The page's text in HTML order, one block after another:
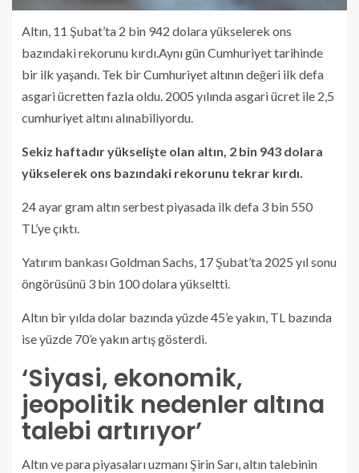
Altın, 11 Şubat’ta 2 bin 942 dolara yükselerek ons
bazındaki rekorunu kırdı.Aynı gün Cumhuriyet tarihinde
bir ilk yaşandı. Tek bir Cumhuriyet altının değeri ilk defa
asgari ücretten fazla oldu. 2005 yılında asgari ücret ile 2,5
cumhuriyet altını alınabiliyordu.
Sekiz haftadır yükselişte olan altın, 2 bin 943 dolara
yükselerek ons bazındaki rekorunu tekrar kırdı.
24 ayar gram altın serbest piyasada ilk defa 3 bin 550
TL’ye çıktı.
Yatırım bankası Goldman Sachs, 17 Şubat’ta 2025 yıl sonu
öngörüsünü 3 bin 100 dolara yükseltti.
Altın bir yılda dolar bazında yüzde 45’e yakın, TL bazında
ise yüzde 70’e yakın artış gösterdi.
‘Siyasi, ekonomik,
jeopolitik nedenler altına
talebi artırıyor’
Altın ve para piyasaları uzmanı Şirin Sarı, altın talebinin